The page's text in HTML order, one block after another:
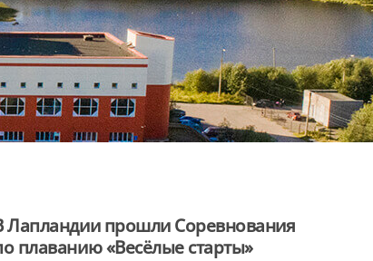
Лапландии прошли Соревнования
плаванию «Весёлые старты»